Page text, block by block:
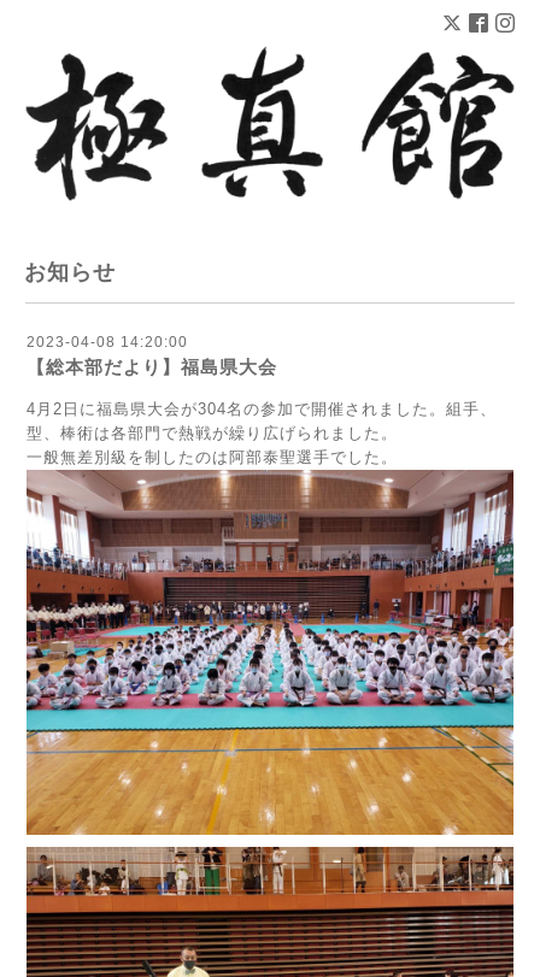
お知らせ
2023-04-08 14:20:00
【総本部だより】福島県大会
4月2日に福島県大会が304名の参加で開催されました。組手、
型、棒術は各部門で熱戦が繰り広げられました。
一般無差別級を制したのは阿部泰聖選手でした。